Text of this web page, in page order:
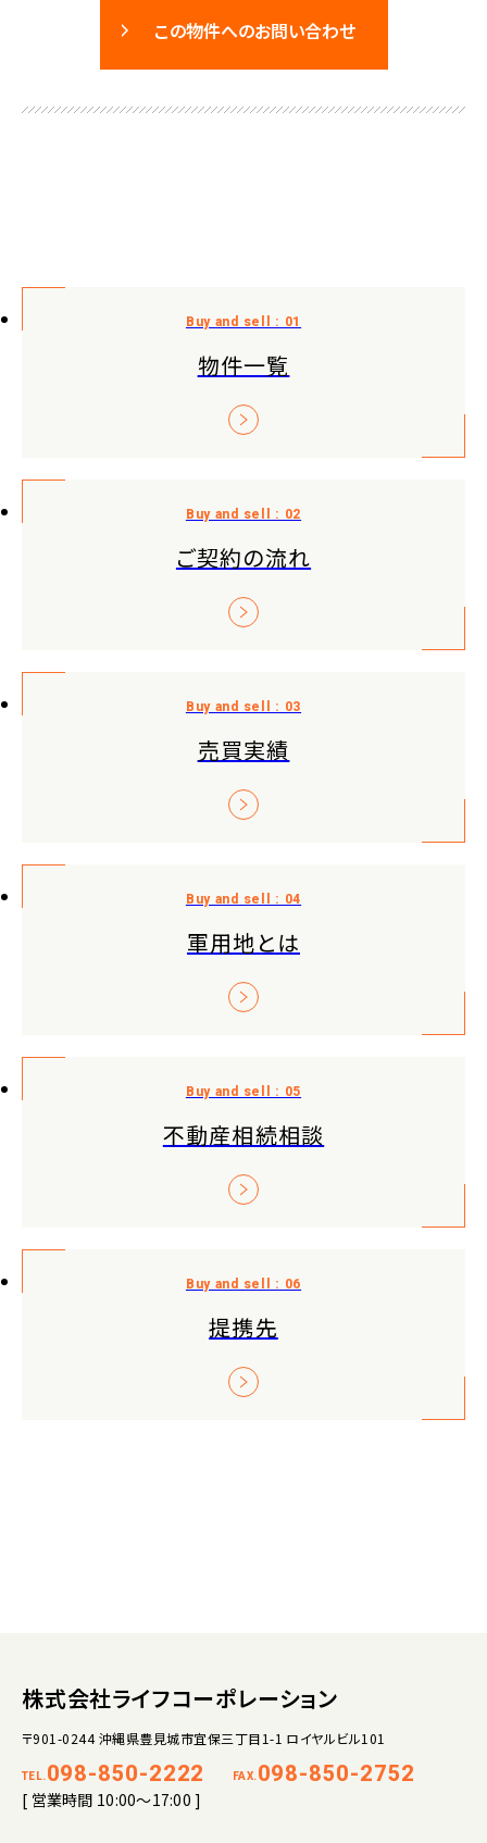
この物件へのお問い合わせ
物件一覧
ご契約の流れ
売買実績
軍用地とは
不動産相続相談
提携先
株式会社ライフコーポレーション
〒901-0244 沖縄県豊見城市宜保三丁目1-1 ロイヤルビル101
TEL. 098-850-2222 FAX. 098-850-2752
[ 営業時間 10:00～17:00 ]